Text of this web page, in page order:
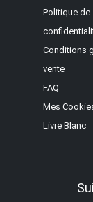
Politique de
Conditions
vente
FAQ
Mes
Livre Blanc